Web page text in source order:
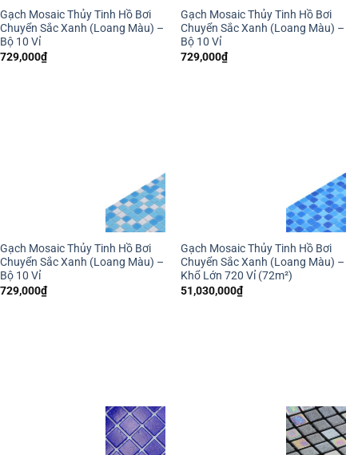
Gạch Mosaic Thủy Tinh Hồ Bơi
Chuyển Sắc Xanh (Loang Màu) –
Bộ 10 Vỉ
729,000₫
Gạch Mosaic Thủy Tinh Hồ Bơi
Chuyển Sắc Xanh (Loang Màu) –
Bộ 10 Vỉ
729,000₫
Gạch Mosaic Thủy Tinh Hồ Bơi
Chuyển Sắc Xanh (Loang Màu) –
Bộ 10 Vỉ
729,000₫
Gạch Mosaic Thủy Tinh Hồ Bơi
Chuyển Sắc Xanh (Loang Màu) –
Khổ Lớn 720 Vỉ (72m²)
51,030,000₫